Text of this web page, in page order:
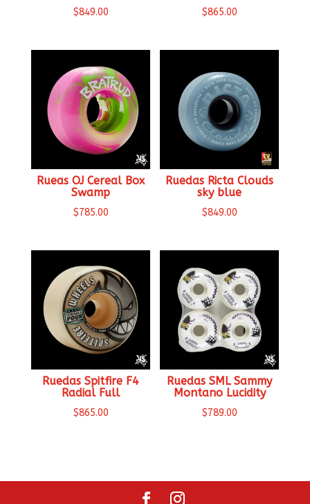
$849.00 $865.00
Rueas OJ Cereal Box
Swamp
$785.00
Ruedas Ricta Clouds
sky blue
$849.00
Ruedas Spitfire F4
Radial Full
$865.00
Ruedas SML Sammy
Montano Lucidity
$789.00